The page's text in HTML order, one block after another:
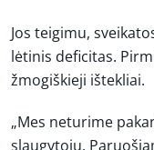
Jos teigimu,
lėtinis deficitas.
žmogiškieji ištekliai.
„Mes neturime
slaugytojų.